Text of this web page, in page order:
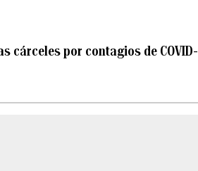
cárceles por contagios de COVID-